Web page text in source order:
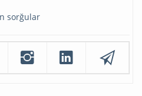
sorğular